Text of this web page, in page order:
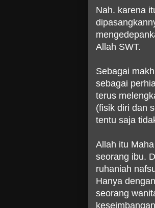
Nah. karena
Allah SWT.
Sebagai
sebagai
terus
(fisik diri dan
tentu saja
Allah itu
seorang ibu.
ruhaniah
Hanya
seorang